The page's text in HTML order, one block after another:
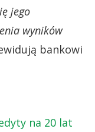
jego
wyników
bankowi
na 20 lat